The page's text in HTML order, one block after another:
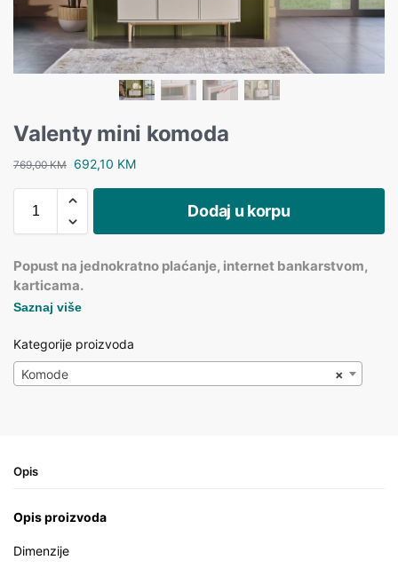
Valenty mini komoda
769,00KM 692,10 KM
Dodaj u korpu
Popust na jednokratno plaćanje, internet bankarstvom,
karticama.
Saznaj više
Kategorije proizvoda
×
Komode
Opis
Opis proizvoda
Dimenzije